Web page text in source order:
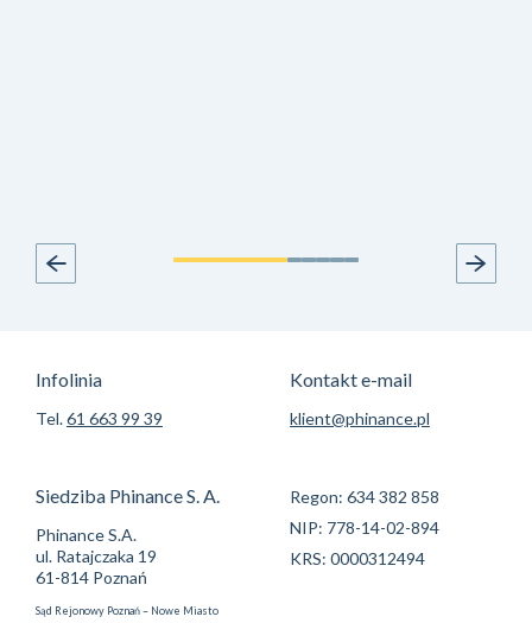
Infolinia
Tel.61 663 99 39
Kontakt e-mail
klient@phinance.pl
Siedziba Phinance S. A.
Phinance S.A.
ul. Ratajczaka 19
61-814 Poznań
Sąd Rejonowy Poznań – Nowe Miasto
Regon: 634 382 858
NIP: 778-14-02-894
KRS: 0000312494